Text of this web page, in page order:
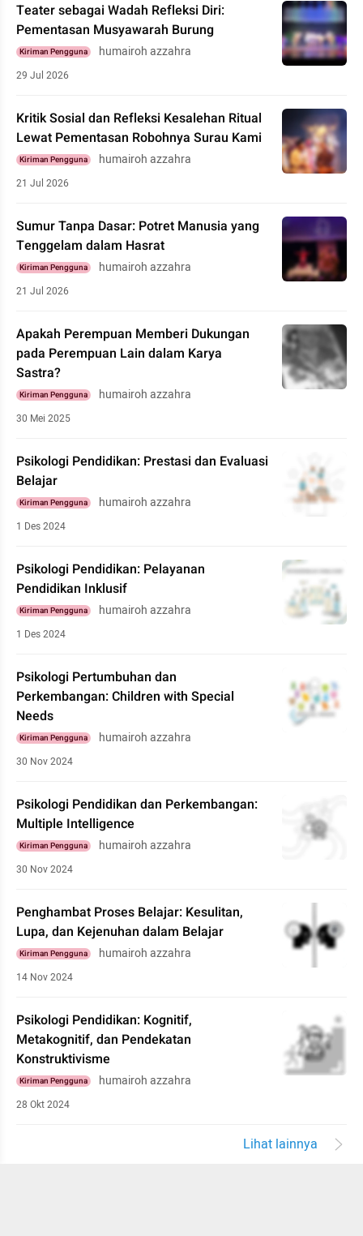
Teater sebagai Wadah Refleksi Diri:
Pementasan Musyawarah Burung
Kiriman Pengguna humairoh azzahra
29 Jul 2026
Kritik Sosial dan Refleksi Kesalehan Ritual
Lewat Pementasan Robohnya Surau Kami
Kiriman Pengguna humairoh azzahra
21 Jul 2026
Sumur Tanpa Dasar: Potret Manusia yang
Tenggelam dalam Hasrat
Kiriman Pengguna humairoh azzahra
21 Jul 2026
Apakah Perempuan Memberi Dukungan
pada Perempuan Lain dalam Karya
Sastra?
Kiriman Pengguna humairoh azzahra
30 Mei 2025
Psikologi Pendidikan: Prestasi dan Evaluasi
Belajar
Kiriman Pengguna humairoh azzahra
1 Des 2024
Psikologi Pendidikan: Pelayanan
Pendidikan Inklusif
Kiriman Pengguna humairoh azzahra
1 Des 2024
Psikologi Pertumbuhan dan
Perkembangan: Children with Special
Needs
Kiriman Pengguna humairoh azzahra
30 Nov 2024
Psikologi Pendidikan dan Perkembangan:
Multiple Intelligence
Kiriman Pengguna humairoh azzahra
30 Nov 2024
Penghambat Proses Belajar: Kesulitan,
Lupa, dan Kejenuhan dalam Belajar
Kiriman Pengguna humairoh azzahra
14 Nov 2024
Psikologi Pendidikan: Kognitif,
Metakognitif, dan Pendekatan
Konstruktivisme
Kiriman Pengguna humairoh azzahra
28 Okt 2024
Lihat lainnya